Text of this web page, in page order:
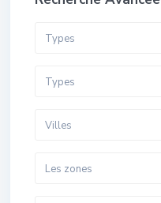
Types
Types
Villes
Les zones